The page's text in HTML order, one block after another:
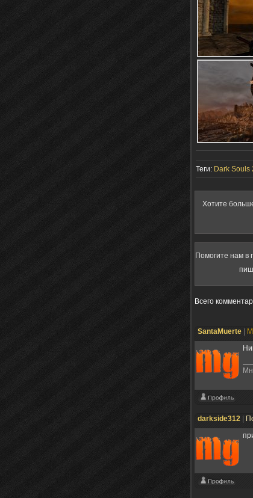
Теги: Dark Souls
Хотите
Помогите нам в
Всего
SantaMuerte
darkside312